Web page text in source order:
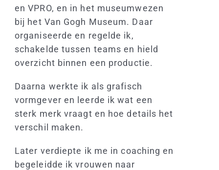
en VPRO, en in het museumwezen
bij het Van Gogh Museum. Daar
organiseerde en regelde ik,
schakelde tussen teams en hield
overzicht binnen een productie.
Daarna werkte ik als grafisch
vormgever en leerde ik wat een
sterk merk vraagt en hoe details het
verschil maken.
Later verdiepte ik me in coaching en
begeleidde ik vrouwen naar